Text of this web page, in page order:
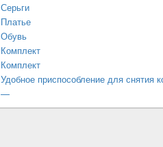
Серьги
Платье
Обувь
Комплект
Комплект
Удобное приспособление для снятия
—